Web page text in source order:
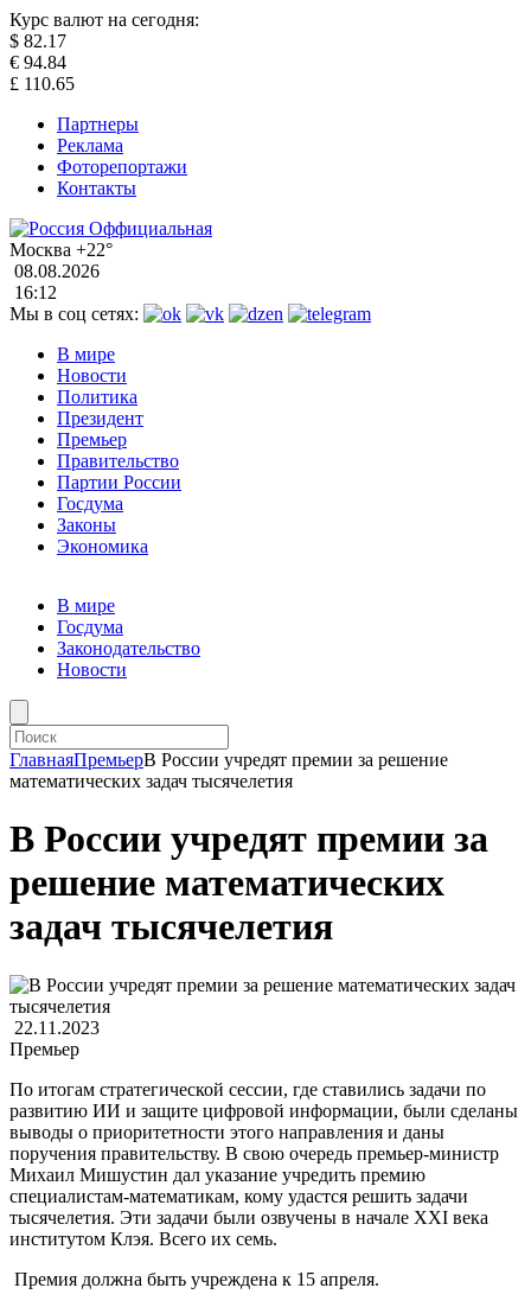
Курс валют на сегодня:
$ 82.17
€ 94.84
£ 110.65
Партнеры
Реклама
Фоторепортажи
Контакты
Москва +22°
08.08.2026
16:12
Мы в соц сетях:
В мире
Новости
Политика
Президент
Премьер
Правительство
Партии России
Госдума
Законы
Экономика
В мире
Госдума
Законодательство
Новости
ГлавнаяПремьерВ России учредят премии за решение
математических задач тысячелетия
В России учредят премии за
решение математических
задач тысячелетия
22.11.2023
Премьер
По итогам стратегической сессии, где ставились задачи по
развитию ИИ и защите цифровой информации, были сделаны
выводы о приоритетности этого направления и даны
поручения правительству. В свою очередь премьер-министр
Михаил Мишустин дал указание учредить премию
специалистам-математикам, кому удастся решить задачи
тысячелетия. Эти задачи были озвучены в начале XXI века
институтом Клэя. Всего их семь.
Премия должна быть учреждена к 15 апреля.